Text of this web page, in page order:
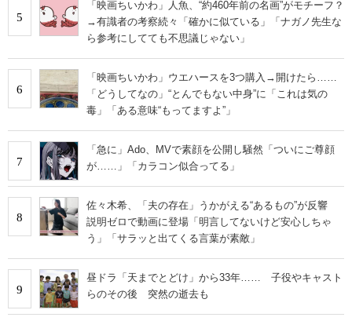
5
「映画ちいかわ」人魚、“約460年前の名画”がモチーフ？
→有識者の考察続々「確かに似ている」「ナガノ先生な
ら参考にしてても不思議じゃない」
6
「映画ちいかわ」ウエハースを3つ購入→開けたら……
「どうしてなの」“とんでもない中身”に「これは気の
毒」「ある意味“もってますよ”」
7
「急に」Ado、MVで素顔を公開し騒然「ついにご尊顔
が……」「カラコン似合ってる」
8
佐々木希、「夫の存在」うかがえる“あるもの”が反響
説明ゼロで動画に登場「明言してないけど安心しちゃ
う」「サラッと出てくる言葉が素敵」
9
昼ドラ「天までとどけ」から33年…… 子役やキャスト
らのその後 突然の逝去も